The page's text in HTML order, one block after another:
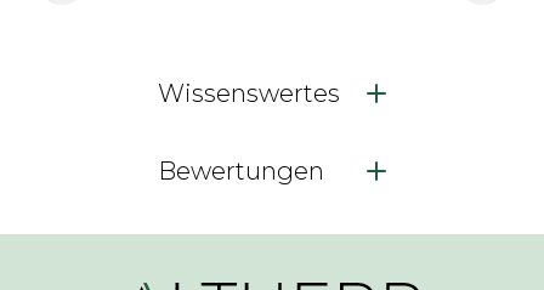
Wissenswertes
Bewertungen